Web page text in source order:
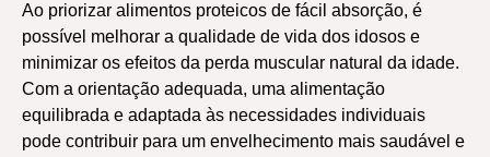
Ao priorizar alimentos proteicos de fácil absorção, é
possível melhorar a qualidade de vida dos idosos e
minimizar os efeitos da perda muscular natural da idade.
Com a orientação adequada, uma alimentação
equilibrada e adaptada às necessidades individuais
pode contribuir para um envelhecimento mais saudável e